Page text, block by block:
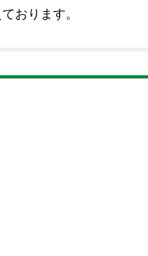
おります。